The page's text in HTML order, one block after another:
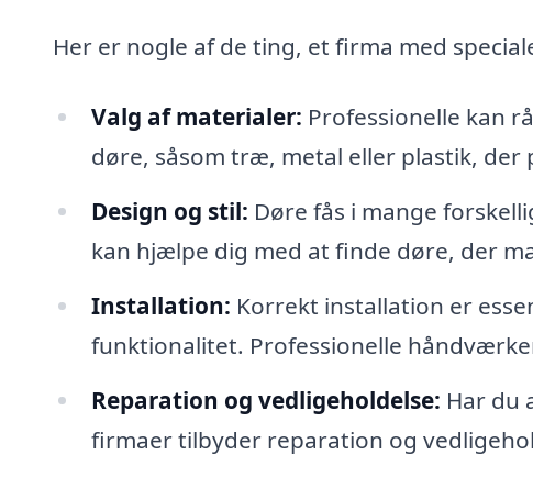
Her er nogle af de ting, et firma med
Valg af materialer: Professionelle kan
døre, såsom træ, metal eller plastik, der
Design og stil: Døre fås i mange
kan hjælpe dig med at finde døre, der
Installation: Korrekt installation er
funktionalitet. Professionelle
Reparation og vedligeholdelse: Har du
firmaer tilbyder reparation og